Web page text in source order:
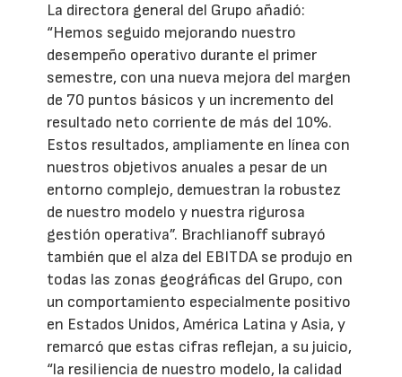
La directora general del Grupo añadió:
“Hemos seguido mejorando nuestro
desempeño operativo durante el primer
semestre, con una nueva mejora del margen
de 70 puntos básicos y un incremento del
resultado neto corriente de más del 10%.
Estos resultados, ampliamente en línea con
nuestros objetivos anuales a pesar de un
entorno complejo, demuestran la robustez
de nuestro modelo y nuestra rigurosa
gestión operativa”. Brachlianoff subrayó
también que el alza del EBITDA se produjo en
todas las zonas geográficas del Grupo, con
un comportamiento especialmente positivo
en Estados Unidos, América Latina y Asia, y
remarcó que estas cifras reflejan, a su juicio,
“la resiliencia de nuestro modelo, la calidad